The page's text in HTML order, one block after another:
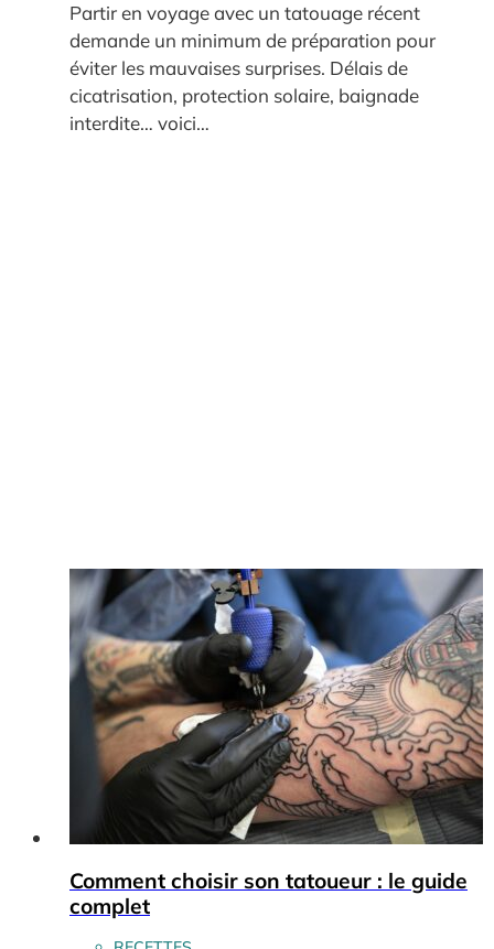
Partir en voyage avec un tatouage récent
demande un minimum de préparation pour
éviter les mauvaises surprises. Délais de
cicatrisation, protection solaire, baignade
interdite… voici…
Comment choisir son tatoueur : le guide
complet